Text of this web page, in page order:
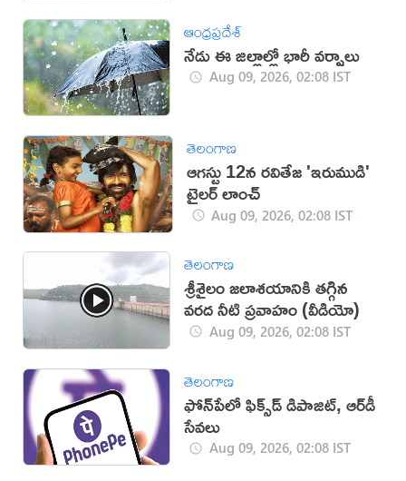
ఆంధ్రప్రదేశ్
నేడు ఈ జిల్లాల్లో భారీ వర్షాలు
Aug 09, 2026, 02:08 IST
తెలంగాణ
ఆగస్టు 12న రవితేజ 'ఇరుముడి'
ట్రైలర్ లాంచ్‌
Aug 09, 2026, 02:08 IST
తెలంగాణ
శ్రీశైలం జలాశయానికి తగ్గిన
వరద నీటి ప్రవాహం (వీడియో)
Aug 09, 2026, 02:08 IST
తెలంగాణ
ఫోన్‌పేలో ఫిక్స్‌డ్‌ డిపాజిట్, ఆర్‌డీ
సేవలు
Aug 09, 2026, 02:08 IST